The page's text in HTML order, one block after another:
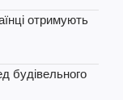
отримують
будівельного